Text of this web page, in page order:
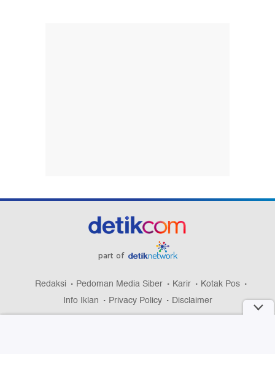
part of
Redaksi Pedoman Media Siber Karir
Kotak Pos
Info Iklan
Privacy Policy Disclaimer